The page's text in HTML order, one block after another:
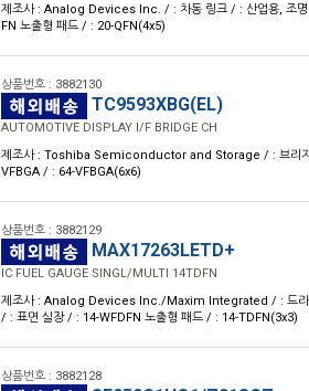
제조사 : Analog Devices Inc. / : 차동 링크 / : 산업용, 조
FN 노출형 패드 / : 20-QFN(4x5)
상품번호 : 3882130
TC9593XBG(EL)
AUTOMOTIVE DISPLAY I/F BRIDGE CH
제조사 : Toshiba Semiconductor and Storage / : 브리
VFBGA / : 64-VFBGA(6x6)
상품번호 : 3882129
MAX17263LETD+
IC FUEL GAUGE SINGL/MULTI 14TDFN
제조사 : Analog Devices Inc./Maxim Integrated / : 드라
/ : 표면 실장 / : 14-WFDFN 노출형 패드 / : 14-TDFN(3x3)
상품번호 : 3882128